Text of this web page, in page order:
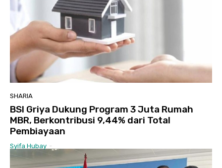
SHARIA
BSI Griya Dukung Program 3 Juta Rumah
MBR, Berkontribusi 9,44% dari Total
Pembiayaan
Syifa Hubay -